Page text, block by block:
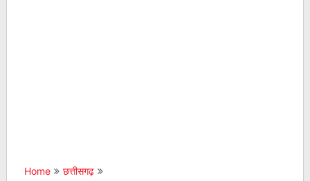
Home
छत्तीसगढ़